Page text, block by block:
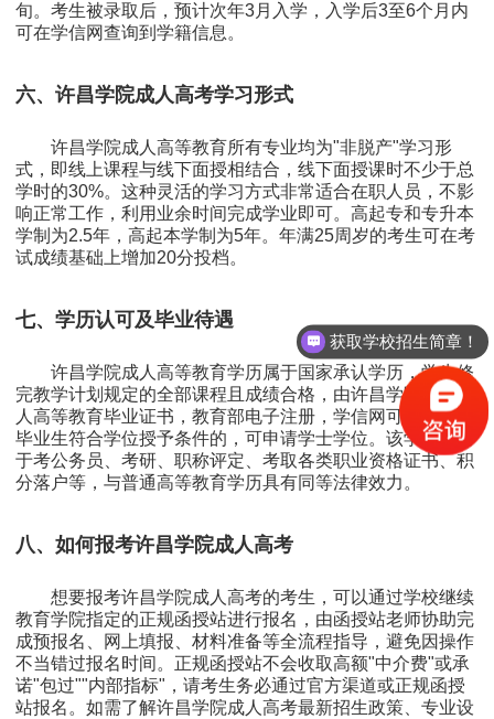
旬。考生被录取后，预计次年3月入学，入学后3至6个月内
可在学信网查询到学籍信息。
六、许昌学院成人高考学习形式
许昌学院成人高等教育所有专业均为"非脱产"学习形
式，即线上课程与线下面授相结合，线下面授课时不少于总
学时的30%。这种灵活的学习方式非常适合在职人员，不影
响正常工作，利用业余时间完成学业即可。高起专和专升本
学制为2.5年，高起本学制为5年。年满25周岁的考生可在考
试成绩基础上增加20分投档。
七、学历认可及毕业待遇
许昌学院成人高等教育学历属于国家承认学历，学生修
完教学计划规定的全部课程且成绩合格，由许昌学院颁发成
人高等教育毕业证书，教育部电子注册，学信网可查。本科
毕业生符合学位授予条件的，可申请学士学位。该学历可用
于考公务员、考研、职称评定、考取各类职业资格证书、积
分落户等，与普通高等教育学历具有同等法律效力。
八、如何报考许昌学院成人高考
想要报考许昌学院成人高考的考生，可以通过学校继续
教育学院指定的正规函授站进行报名，由函授站老师协助完
成预报名、网上填报、材料准备等全流程指导，避免因操作
不当错过报名时间。正规函授站不会收取高额"中介费"或承
诺"包过""内部指标"，请考生务必通过官方渠道或正规函授
站报名。如需了解许昌学院成人高考最新招生政策、专业设
获取学校招生简章！